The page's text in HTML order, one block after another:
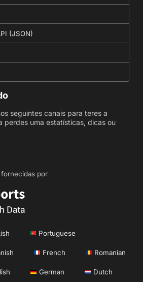
(JSON)
seguintes canais para teres a
perdes uma estatísticas, dicas ou
por
Portuguese
French Romanian
German Dutch